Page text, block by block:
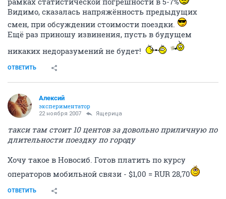
Видимо, сказалась напряжённость предыдущих
смен, при обсуждении стоимости поездки.
Ещё раз приношу извинения, пусть в будущем
никаких недоразумений не будет!
ОТВЕТИТЬ
Алексий
экспериментатор
22 ноября 2007 Ящерица
такси там стоит 10 центов за довольно приличную по
длительности поездку по городу
Хочу такое в Новосиб. Готов платить по курсу
операторов мобильной связи - $1,00 = RUR 28,70
ОТВЕТИТЬ